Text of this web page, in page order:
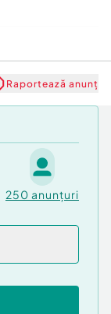
Raportează anunț
250 anunțuri